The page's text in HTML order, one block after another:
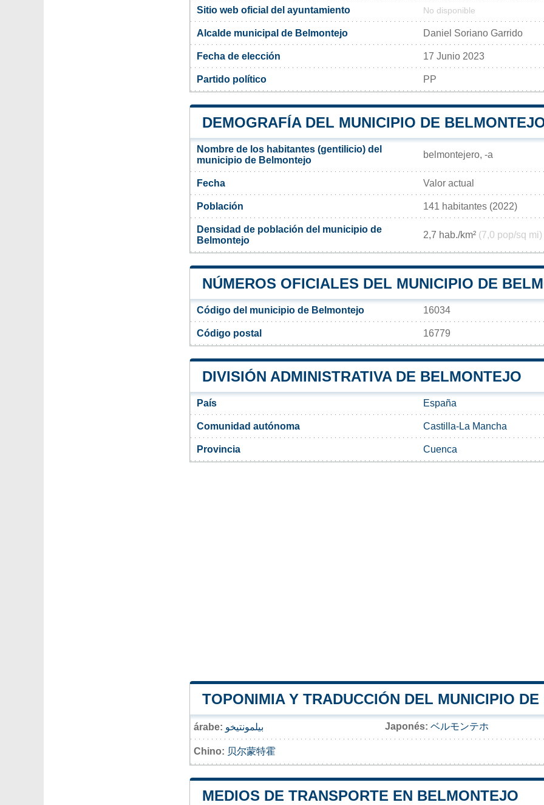
Sitio web oficial del ayuntamiento No disponible
Alcalde municipal de Belmontejo Daniel Soriano Garrido
Fecha de elección 17 Junio 2023
Partido político PP
DEMOGRAFÍA DEL MUNICIPIO DE
Nombre de los habitantes (gentilicio) del
municipio de Belmontejo
belmontejero, -a
Fecha Valor actual
Población 141 habitantes (2022)
Densidad de población del municipio de
Belmontejo
2,7 hab./km² (7,0 pop/sq mi)
NÚMEROS OFICIALES DEL MUNICIPIO DE
Código del municipio de Belmontejo 16034
Código postal 16779
DIVISIÓN ADMINISTRATIVA DE BELMONTEJO
País España
Comunidad autónoma Castilla-La Mancha
Provincia Cuenca
TOPONIMIA Y TRADUCCIÓN DEL MUNICIPIO
árabe: بيلمونتيخو Japonés: ベルモンテホ
Chino: 贝尔蒙特霍
MEDIOS DE TRANSPORTE EN BELMONTEJO